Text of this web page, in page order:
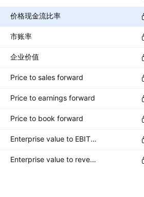
价格现金流比率
市账率
企业价值
Price to sales forward
Price to earnings forward
Price to book forward
Enterprise value to EBIT forward
Enterprise value to revenue forward